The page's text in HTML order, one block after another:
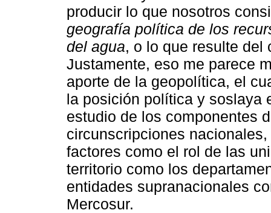
producir lo que nosotros
geografía política de los
del agua, o lo que resulte del
Justamente, eso me parece
aporte de la geopolítica, el
la posición política y soslaya
estudio de los componentes
circunscripciones
factores como el rol de las
territorio como los
entidades supranacionales
Mercosur.